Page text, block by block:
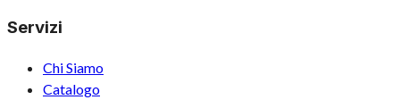
Servizi
Chi Siamo
Catalogo